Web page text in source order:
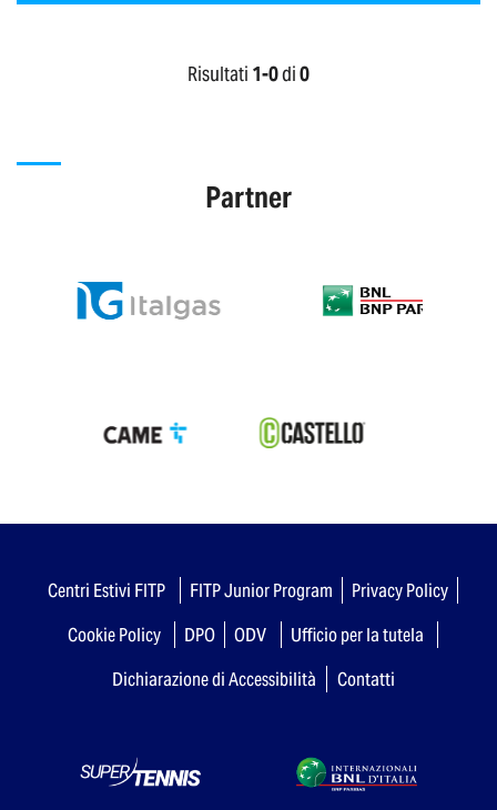
Risultati 1-0di0
Partner
Centri Estivi FITP FITP Junior Program
Privacy Policy
Cookie Policy
DPO ODV
Ufficio per la tutela
Dichiarazione di Accessibilità
Contatti